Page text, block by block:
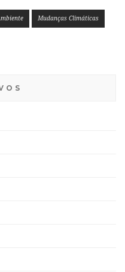
Mudanças Climáticas